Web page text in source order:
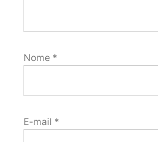
Nome *
E-mail *